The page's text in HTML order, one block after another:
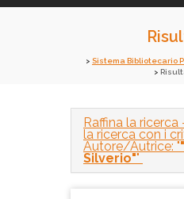
Sistema Bibliotecario
Raffina la ricerca
la ricerca con i
Autore/Autrice: "
Silverio""